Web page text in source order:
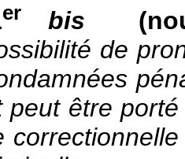
er bis
de
peut être